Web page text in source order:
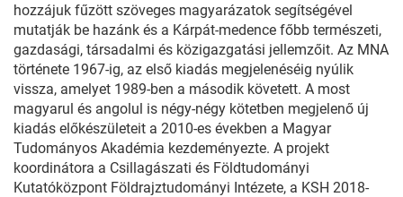
hozzájuk fűzött szöveges magyarázatok segítségével
mutatják be hazánk és a Kárpát-medence főbb természeti,
gazdasági, társadalmi és közigazgatási jellemzőit. Az MNA
története 1967-ig, az első kiadás megjelenéséig nyúlik
vissza, amelyet 1989-ben a második követett. A most
magyarul és angolul is négy-négy kötetben megjelenő új
kiadás előkészületeit a 2010-es években a Magyar
Tudományos Akadémia kezdeményezte. A projekt
koordinátora a Csillagászati és Földtudományi
Kutatóközpont Földrajztudományi Intézete, a KSH 2018-